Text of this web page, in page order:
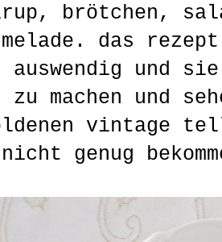
brötchen,
das
und
machen und
vintage
genug